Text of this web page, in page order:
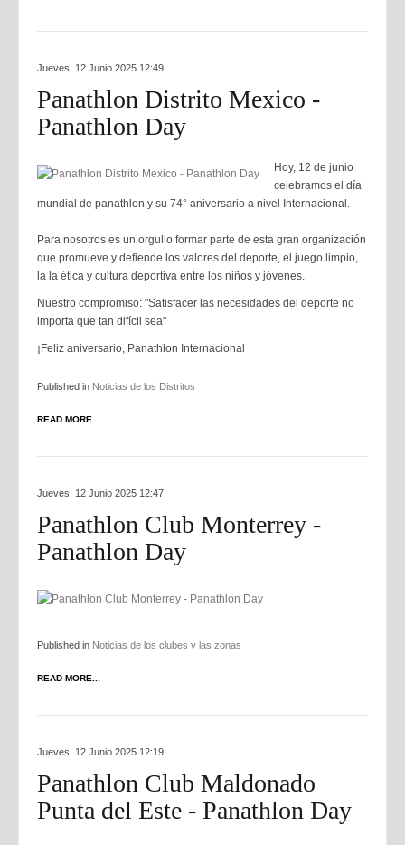
Jueves, 12 Junio 2025 12:49
Panathlon Distrito Mexico -
Panathlon Day
Hoy, 12 de junio
celebramos el día
mundial de panathlon y su 74° aniversario a nivel Internacional.
Para nosotros es un orgullo formar parte de esta gran organización
que promueve y defiende los valores del deporte, el juego limpio,
la la ética y cultura deportiva entre los niños y jóvenes.
Nuestro compromiso: "Satisfacer las necesidades del deporte no
importa que tan difícil sea"
¡Feliz aniversario, Panathlon Internacional
Published in Noticias de los Distritos
READ MORE...
Jueves, 12 Junio 2025 12:47
Panathlon Club Monterrey -
Panathlon Day
Published in Noticias de los clubes y las zonas
READ MORE...
Jueves, 12 Junio 2025 12:19
Panathlon Club Maldonado
Punta del Este - Panathlon Day